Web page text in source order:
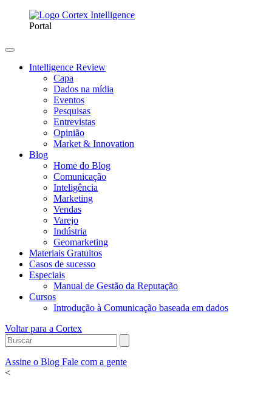
Portal
Intelligence Review
Capa
Dados na mídia
Eventos
Pesquisas
Entrevistas
Opinião
Market & Innovation
Blog
Home do Blog
Comunicação
Inteligência
Marketing
Vendas
Varejo
Indústria
Geomarketing
Materiais Gratuitos
Casos de sucesso
Especiais
Manual de Gestão da Reputação
Cursos
Introdução à Comunicação baseada em dados
Voltar para a Cortex
Assine o Blog Fale com a gente
<